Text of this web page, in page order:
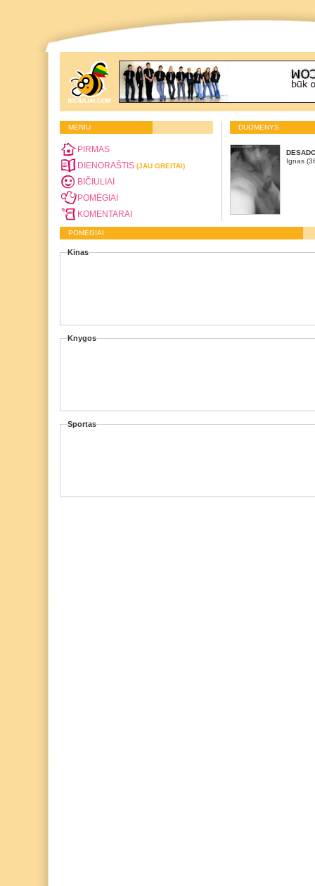
MENIU
PIRMAS
DIENORAŠTIS (JAU GREITAI)
BIČIULIAI
POMĖGIAI
KOMENTARAI
DUOMENYS
Ignas
POMĖGIAI
Kinas
Knygos
Sportas